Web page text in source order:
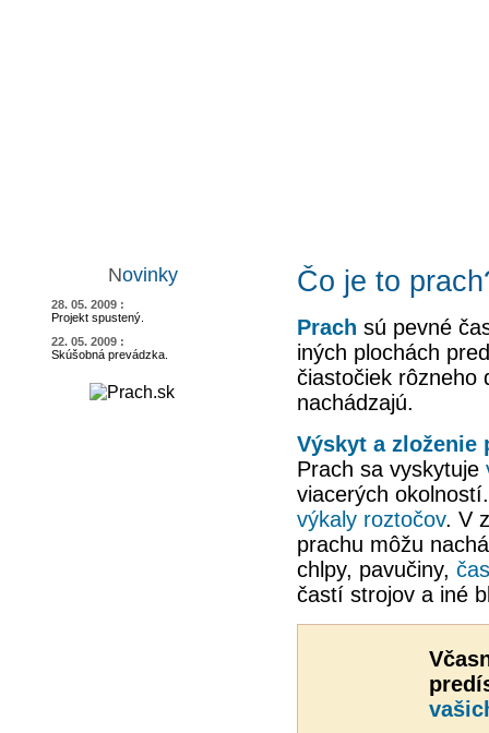
Novinky
28. 05. 2009 :
Projekt spustený.
22. 05. 2009 :
Skúšobná prevádzka.
Čo je to
Prach sú pevné
iných plochách
čiastočiek rôzneho
nachádzajú.
Výskyt a zloženie
Prach sa vyskytuje
viacerých
výkaly roztočov. V
prachu môžu
chlpy, pavučiny,
častí strojov a iné